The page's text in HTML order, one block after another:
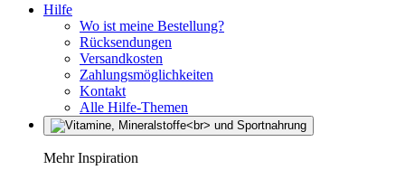
Hilfe
Wo ist meine Bestellung?
Rücksendungen
Versandkosten
Zahlungsmöglichkeiten
Kontakt
Alle Hilfe-Themen
Mehr Inspiration